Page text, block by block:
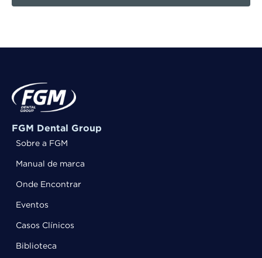
FGM Dental Group
Sobre a FGM
Manual de marca
Onde Encontrar
Eventos
Casos Clínicos
Biblioteca